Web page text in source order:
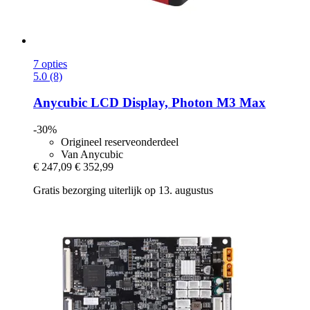
7 opties
5.0 (8)
Anycubic LCD Display, Photon M3 Max
-30%
Origineel reserveonderdeel
Van Anycubic
€ 247,09 € 352,99
Gratis bezorging uiterlijk op 13. augustus